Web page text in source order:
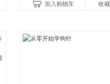
加入购物车 收藏